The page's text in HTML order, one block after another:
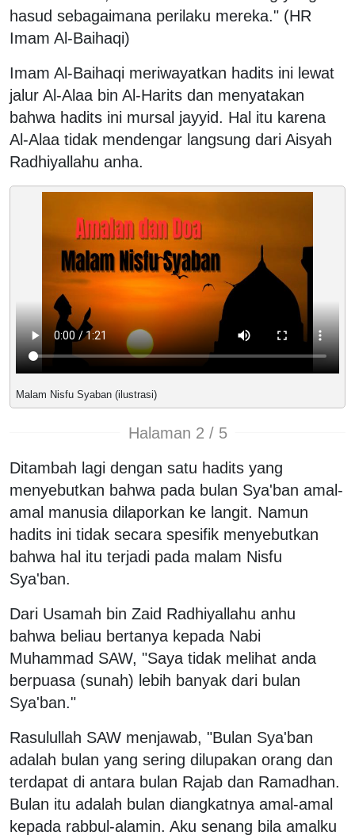
hasud sebagaimana perilaku mereka." (HR
Imam Al-Baihaqi)
Imam Al-Baihaqi meriwayatkan hadits ini lewat
jalur Al-Alaa bin Al-Harits dan menyatakan
bahwa hadits ini mursal jayyid. Hal itu karena
Al-Alaa tidak mendengar langsung dari Aisyah
Radhiyallahu anha.
Malam Nisfu Syaban (ilustrasi)
Halaman 2 / 5
Ditambah lagi dengan satu hadits yang
menyebutkan bahwa pada bulan Sya'ban amal-
amal manusia dilaporkan ke langit. Namun
hadits ini tidak secara spesifik menyebutkan
bahwa hal itu terjadi pada malam Nisfu
Sya'ban.
Dari Usamah bin Zaid Radhiyallahu anhu
bahwa beliau bertanya kepada Nabi
Muhammad SAW, "Saya tidak melihat anda
berpuasa (sunah) lebih banyak dari bulan
Sya'ban."
Rasulullah SAW menjawab, "Bulan Sya'ban
adalah bulan yang sering dilupakan orang dan
terdapat di antara bulan Rajab dan Ramadhan.
Bulan itu adalah bulan diangkatnya amal-amal
kepada rabbul-alamin. Aku senang bila amalku